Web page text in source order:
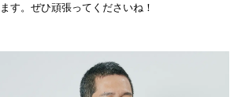
す。ぜひ頑張ってくださいね！